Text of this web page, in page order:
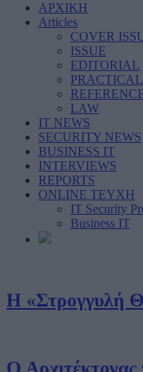
ΑΡΧΙΚΗ
Articles
COVER
ISSUE
EDITORIAL
PRACTICAL
LAW
IT NEWS
SECURITY NEWS
BUSINESS IT
INTERVIEWS
REPORTS
ONLINE ΤΕΥΧΗ
IT Security
Business IT
Η «Στρογγυλή
Ο